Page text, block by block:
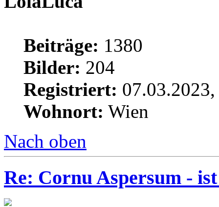
Beiträge: 1380
Bilder: 204
Registriert:
Wohnort: Wien
Nach oben
Re: Cornu Aspersum -